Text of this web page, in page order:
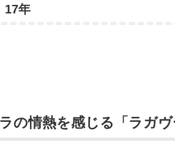
年
の情熱を感じる「ラガヴ